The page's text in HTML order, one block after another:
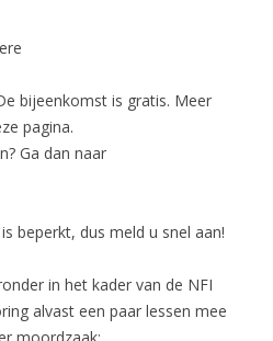
bijeenkomst is gratis. Meer
pagina.
Ga dan naar
beperkt, dus meld u snel aan!
in het kader van de NFI
alvast een paar lessen mee